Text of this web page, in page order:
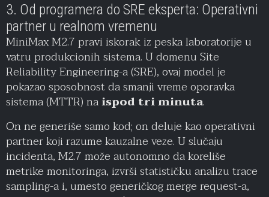
3. Od programera do SRE eksperta: Operativni
partner u realnom vremenu
MiniMax M2.7 pravi iskorak iz peska laboratorije u
vatru produkcionih sistema. U domenu Site
Reliability Engineering-a (SRE), ovaj model je
pokazao sposobnost da smanji vreme oporavka
sistema (MTTR) naispod tri minuta.
On ne generiše samo kod; on deluje kao operativni
partner koji razume kauzalne veze. U slučaju
incidenta, M2.7 može autonomno da koreliše
metrike monitoringa, izvrši statističku analizu trace
sampling-a i, umesto generičkog merge request-a,